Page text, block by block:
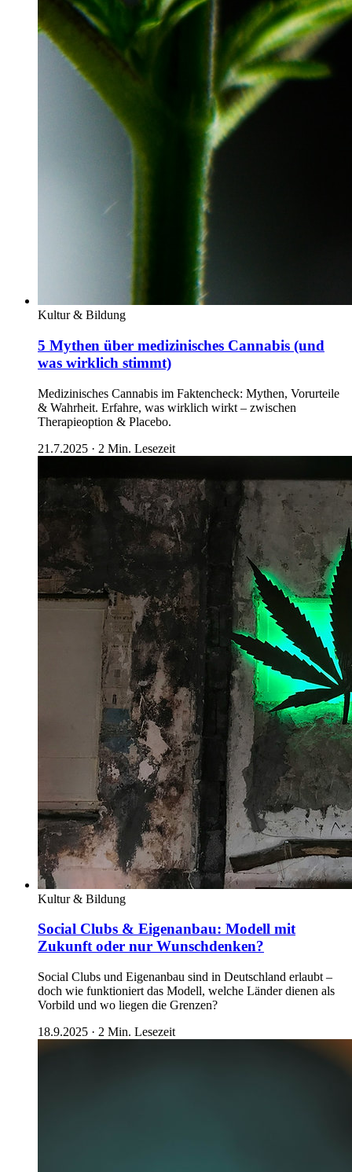
Kultur & Bildung
5 Mythen über medizinisches Cannabis (und
was wirklich stimmt)
Medizinisches Cannabis im Faktencheck: Mythen, Vorurteile
& Wahrheit. Erfahre, was wirklich wirkt – zwischen
Therapieoption & Placebo.
21.7.2025 · 2 Min. Lesezeit
Kultur & Bildung
Social Clubs & Eigenanbau: Modell mit
Zukunft oder nur Wunschdenken?
Social Clubs und Eigenanbau sind in Deutschland erlaubt –
doch wie funktioniert das Modell, welche Länder dienen als
Vorbild und wo liegen die Grenzen?
18.9.2025 · 2 Min. Lesezeit